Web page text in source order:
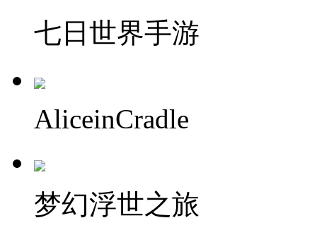
七日世界手游
AliceinCradle
梦幻浮世之旅